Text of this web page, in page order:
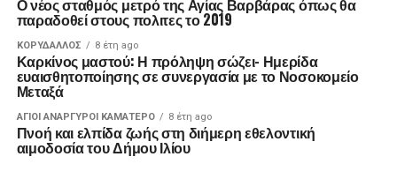
παραδοθεί στους πολιτες το 2019
ΚΟΡΥΔΑΛΛΟΣ 8 έτη ago
Καρκίνος μαστού: Η πρόληψη σώζει- Ημερίδα
ευαισθητοποίησης σε συνεργασία με το Νοσοκομείο
Μεταξά
ΑΓΙΟΙ ΑΝΑΡΓΥΡΟΙ ΚΑΜΑΤΕΡΟ 8 έτη ago
Πνοή και ελπίδα ζωής στη διήμερη εθελοντική
αιμοδοσία του Δήμου Ιλίου